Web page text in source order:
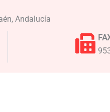
Andalucía